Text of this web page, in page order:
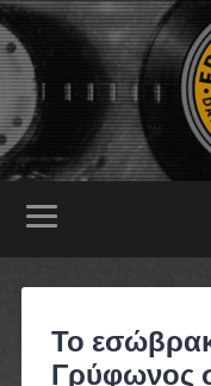
Το
Γρύφωνος